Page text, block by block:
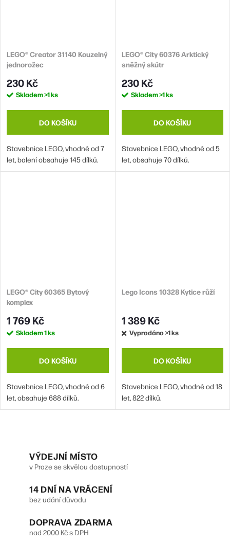
LEGO® Creator 31140 Kouzelný
jednorožec
230 Kč
Skladem>1 ks
DO KOŠÍKU
Stavebnice LEGO, vhodné od 7
let, balení obsahuje 145 dílků.
LEGO® City 60376 Arktický
sněžný skútr
230 Kč
Skladem>1 ks
DO KOŠÍKU
Stavebnice LEGO, vhodné od 5
let, obsahuje 70 dílků.
LEGO® City 60365 Bytový
komplex
1 769 Kč
Skladem1 ks
DO KOŠÍKU
Stavebnice LEGO, vhodné od 6
let, obsahuje 688 dílků.
Lego Icons 10328 Kytice růží
1 389 Kč
Vyprodáno>1 ks
DO KOŠÍKU
Stavebnice LEGO, vhodné od 18
let, 822 dílků.
VÝDEJNÍ MÍSTO
v Praze se skvělou dostupností
14 DNÍ NA VRÁCENÍ
bez udání důvodu
DOPRAVA ZDARMA
nad 2000 Kč s DPH